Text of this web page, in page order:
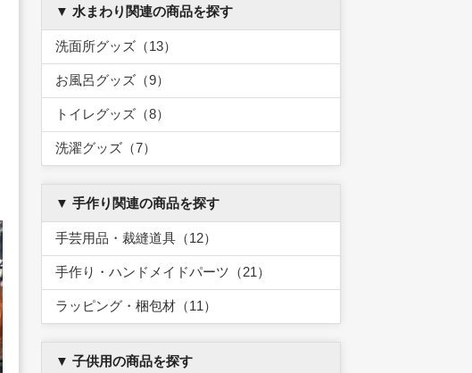
▼ 水まわり関連の商品を探す
洗面所グッズ（13）
お風呂グッズ（9）
トイレグッズ（8）
洗濯グッズ（7）
▼ 手作り関連の商品を探す
手芸用品・裁縫道具（12）
手作り・ハンドメイドパーツ（21）
ラッピング・梱包材（11）
▼ 子供用の商品を探す